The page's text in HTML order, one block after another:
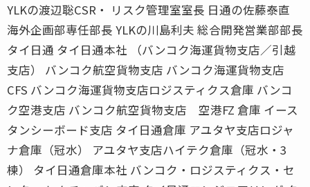
YLKの渡辺聡CSR・ リスク管理室室長 日通の佐藤泰直
海外企画部専任部長 YLKの川島利夫 総合開発営業部部長
タイ日通 タイ日通本社 （バンコク海運貨物支店／引越
支店） バンコク航空貨物支店 バンコク海運貨物支店
CFS バンコク海運貨物支店ロジスティクス倉庫 バンコ
ク空港支店 バンコク航空貨物支店 空港FZ 倉庫 イース
タンシーボード支店 タイ日通倉庫 アユタヤ支店ロジャ
ナ倉庫（冠水） アユタヤ支店ハイテク倉庫（冠水・3
棟） タイ日通倉庫本社 バンコク・ロジスティクス・セ